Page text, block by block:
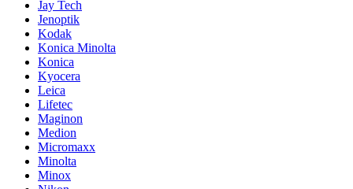
Jay Tech
Jenoptik
Kodak
Konica Minolta
Konica
Kyocera
Leica
Lifetec
Maginon
Medion
Micromaxx
Minolta
Minox